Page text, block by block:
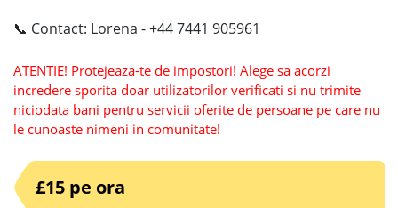
📞 Contact: Lorena - +44 7441 905961
ATENTIE! Protejeaza-te de impostori! Alege sa acorzi
incredere sporita doar utilizatorilor verificati si nu trimite
niciodata bani pentru servicii oferite de persoane pe care nu
le cunoaste nimeni in comunitate!
£15 pe ora